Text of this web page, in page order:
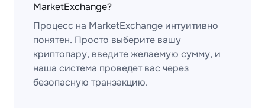
MarketExchange?
Процесс на MarketExchange интуитивно
понятен. Просто выберите вашу
криптопару, введите желаемую сумму, и
наша система проведет вас через
безопасную транзакцию.